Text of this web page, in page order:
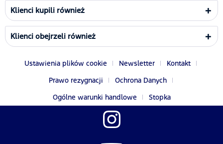
Klienci kupili również
Klienci obejrzeli również
Ustawienia plików cookie Newsletter
Kontakt
Prawo rezygnacji
Ochrona Danych
Ogólne warunki handlowe
Stopka